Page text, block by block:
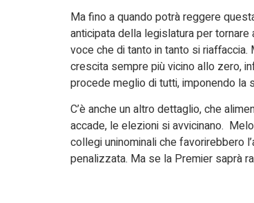
Ma fino a quando potrà reggere
anticipata della legislatura per
voce che di tanto in tanto si riaffaccia.
crescita sempre più vicino allo zero,
procede meglio di tutti, imponendo la
C’è anche un altro dettaglio, che
accade, le elezioni si avvicinano.
collegi uninominali che favorirebbero
penalizzata. Ma se la Premier saprà